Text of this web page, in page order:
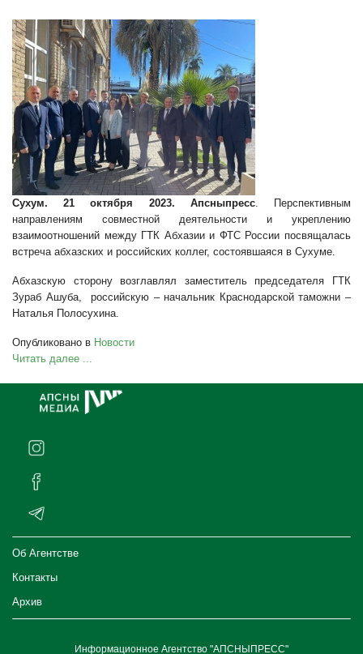
Сухум. 21 октября 2023. Апсныпресс. Перспективным
направлениям совместной деятельности и укреплению
взаимоотношений между ГТК Абхазии и ФТС России посвящалась
встреча абхазских и российских коллег, состоявшаяся в Сухуме.
Абхазскую сторону возглавлял заместитель председателя ГТК
Зураб Ашуба, российскую – начальник Краснодарской таможни –
Наталья Полосухина.
Опубликовано в Новости
Читать далее ...
Об Агентстве
Контакты
Архив
Информационное Агентство "АПСНЫПРЕСС"